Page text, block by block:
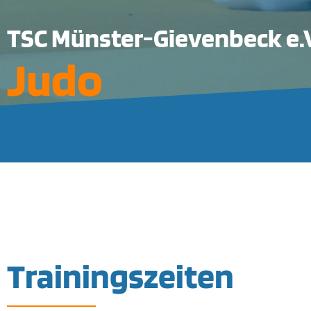
TSC Münster-Gievenbeck
Judo
Trainingszeiten